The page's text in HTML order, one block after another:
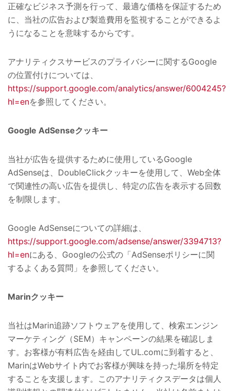
正確なビジネス予測を行って、最適な価格を保証するため
に、当社の広告および製造費用を監視することができるよ
うになることを意味するからです。
アナリティクスサービスのプライバシーに関するGoogle
の位置付けについては、
https://support.google.com/analytics/answer/6004245?
hl=enを参照してください。
Google AdSenseクッキー
当社が広告を提供するために使用しているGoogle
AdSenseは、DoubleClickクッキーを使用して、Web全体
で関連性の高い広告を提供し、特定の広告を表示する回数
を制限します。
Google AdSenseについての詳細は、
https://support.google.com/adsense/answer/3394713?
hl=enにある、Googleの公式の「AdSenseポリシーに関
するよくある質問」を参照してください。
Marinクッキー
当社はMarin追跡ソフトウェアを使用して、検索エンジン
マーケティング（SEM）キャンペーンの結果を確認しま
す。お客様が有料広告を経由してUL.comに到着すると、
MarinはWebサイト内でお客様が興味を持った場所を特定
することを支援します。このアナリティクスデータは個人